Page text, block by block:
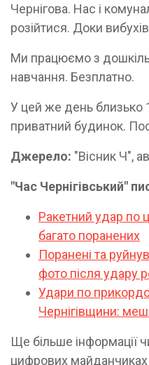
Чернігова. Нас і
розійтися. Доки
Ми працюємо з
навчання. Безплатно.
У цей же день близько
приватний будинок.
Джерело: "Вісник Ч",
"Час Чернігівський"
Ракетний удар по
багато поранених
Поранені та
фото після удару
Удари по
Чернігівщини:
Ще більше інформації
цифрових майданчиках